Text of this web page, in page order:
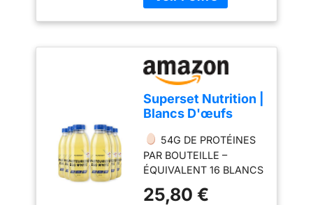
Superset Nutrition |
Blancs D'œufs
(6x480ml) | Blancs
d'œuf liquides |
54g de protéines,
soit 16 blancs
d'œufs par
54G DE PROTÉINES
PAR BOUTEILLE –
ÉQUIVALENT 16 BLANCS
bouteille de blanc d’œuf
25,80 €